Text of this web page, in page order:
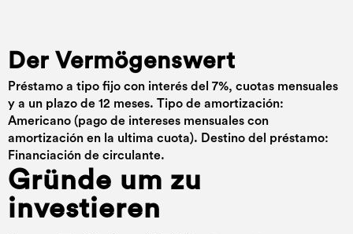
Der Vermögenswert
Préstamo a tipo fijo con interés del 7%, cuotas mensuales
y a un plazo de 12 meses. Tipo de amortización:
Americano (pago de intereses mensuales con
amortización en la ultima cuota). Destino del préstamo:
Financiación de circulante.
Gründe um zu
investieren